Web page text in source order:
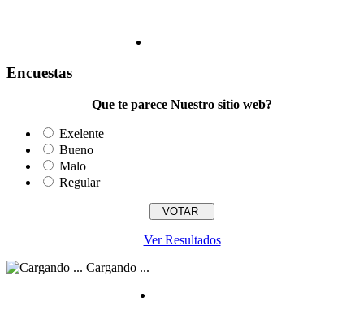
Encuestas
Que te parece Nuestro sitio web?
Exelente
Bueno
Malo
Regular
Ver Resultados
Cargando ...